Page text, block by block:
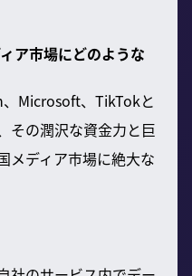
ア市場にどのような
Microsoft、TikTokと
その潤沢な資金力と巨
メディア市場に絶大な